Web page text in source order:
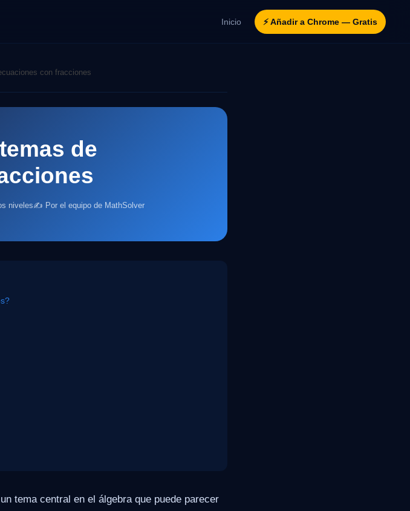
Inicio ⚡ Añadir a Chrome — Gratis
con fracciones
de
niveles✍️ Por el equipo de MathSolver
tema central en el álgebra que puede parecer